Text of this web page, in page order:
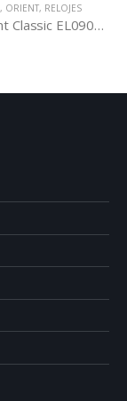
, ORIENT, RELOJES
Reloj Orient Classic EL09002W